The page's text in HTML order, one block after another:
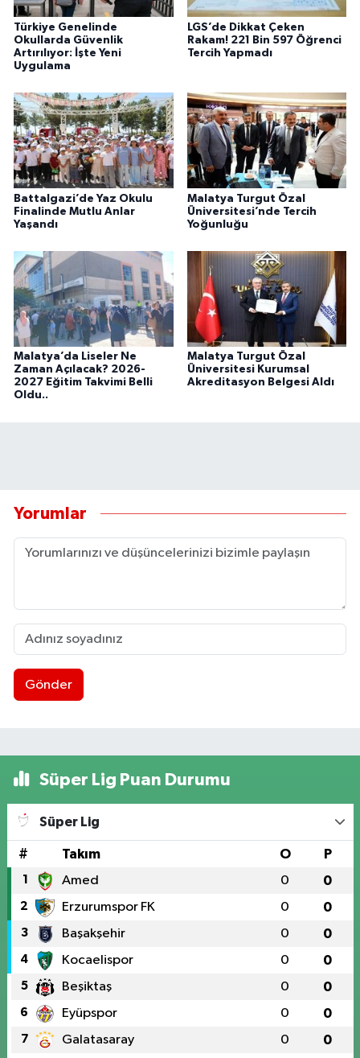
Türkiye Genelinde
Okullarda Güvenlik
Artırılıyor: İşte Yeni
Uygulama
LGS’de Dikkat Çeken
Rakam! 221 Bin 597 Öğrenci
Tercih Yapmadı
Battalgazi’de Yaz Okulu
Finalinde Mutlu Anlar
Yaşandı
Malatya Turgut Özal
Üniversitesi’nde Tercih
Yoğunluğu
Malatya’da Liseler Ne
Zaman Açılacak? 2026-
2027 Eğitim Takvimi Belli
Oldu..
Malatya Turgut Özal
Üniversitesi Kurumsal
Akreditasyon Belgesi Aldı
Yorumlar
Gönder
Süper Lig Puan Durumu
Süper Lig
# Takım O P
1 Amed 0 0
2 Erzurumspor FK 0 0
3 Başakşehir 0 0
4 Kocaelispor 0 0
5 Beşiktaş 0 0
6 Eyüpspor 0 0
7 Galatasaray 0 0